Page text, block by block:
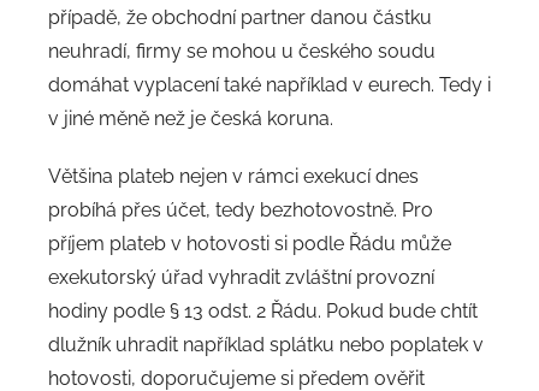
případě, že obchodní partner danou částku
neuhradí, firmy se mohou u českého soudu
domáhat vyplacení také například v eurech. Tedy i
v jiné měně než je česká koruna.
Většina plateb nejen v rámci exekucí dnes
probíhá přes účet, tedy bezhotovostně. Pro
příjem plateb v hotovosti si podle Řádu může
exekutorský úřad vyhradit zvláštní provozní
hodiny podle § 13 odst. 2 Řádu. Pokud bude chtít
dlužník uhradit například splátku nebo poplatek v
hotovosti, doporučujeme si předem ověřit